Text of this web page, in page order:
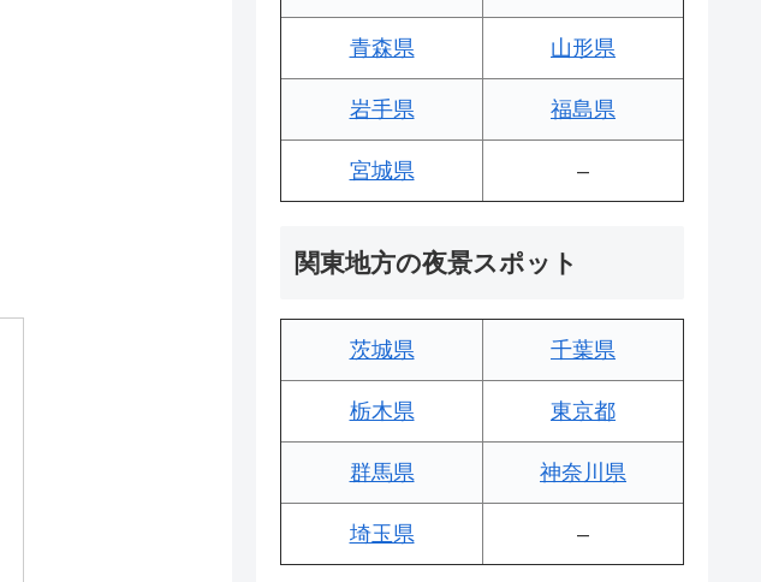
青森県 山形県
岩手県 福島県
宮城県 –
関東地方の夜景スポット
茨城県 千葉県
栃木県 東京都
群馬県 神奈川県
埼玉県 –